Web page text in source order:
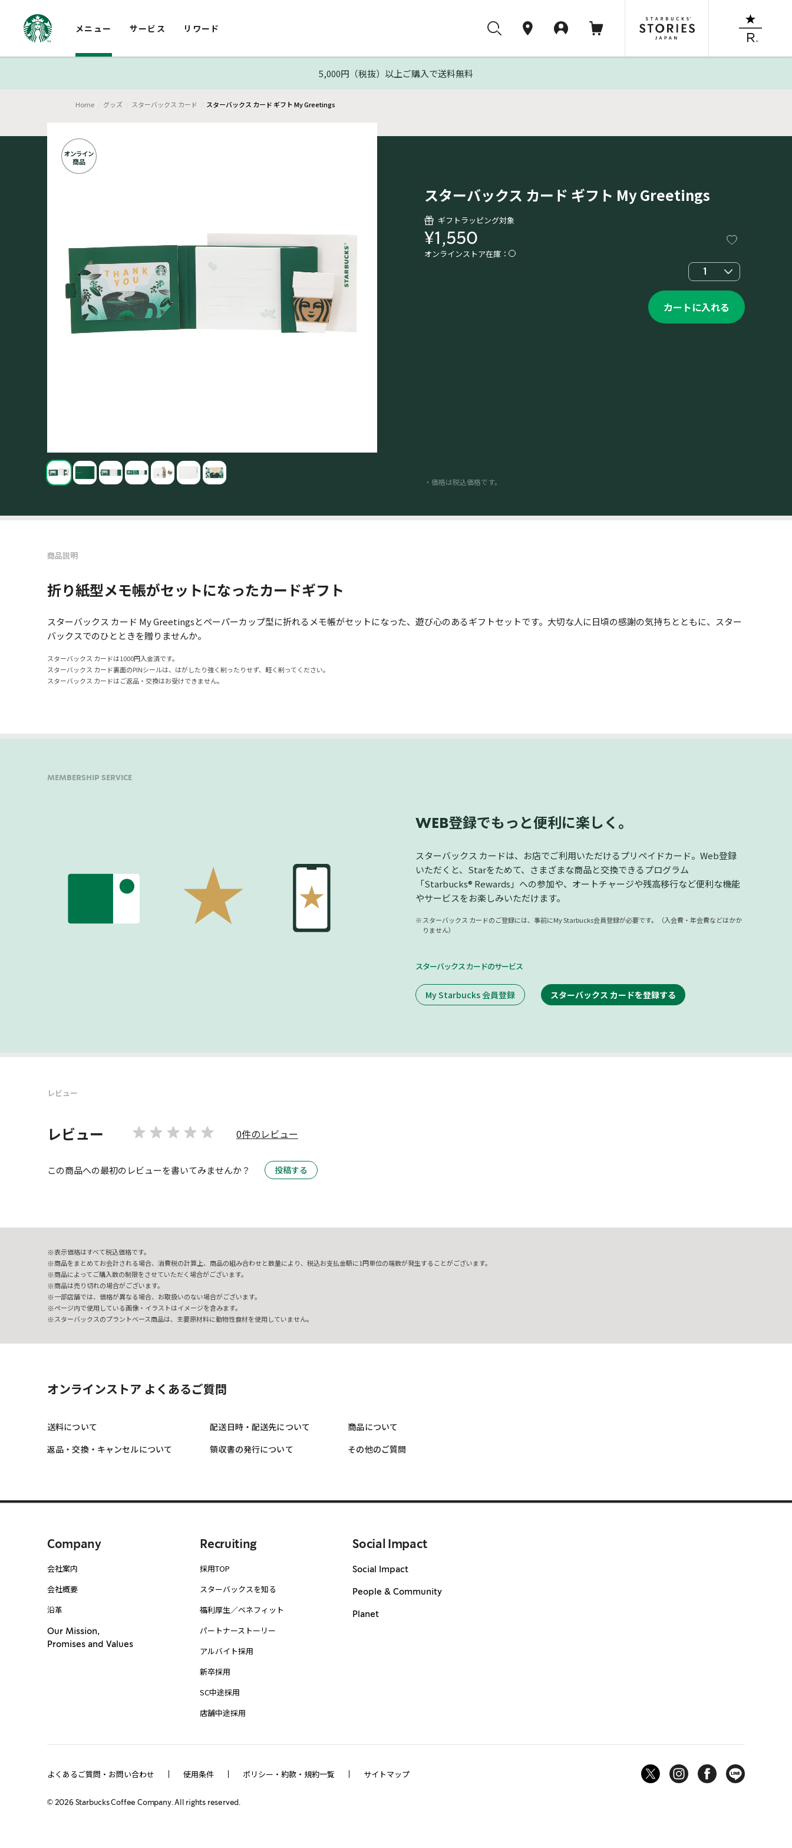
メニュー サービス リワード
5,000円（税抜）以上ご購入で送料無料
Home グッズ スターバックス カード スターバックス カード ギフト My Greetings
オンライン
商品
スターバックス カード ギフト My Greetings
ギフトラッピング対象
¥1,550
オンラインストア在庫：
1
カートに入れる
・価格は税込価格です。
商品説明
折り紙型メモ帳がセットになったカードギフト
スターバックス カード My Greetingsとペーパーカップ型に折れるメモ帳がセットになった、遊び心のあるギフトセットです。大切な人に日頃の感謝の気持ちとともに、スター
バックスでのひとときを贈りませんか。
スターバックス カードは1000円入金済です。
スターバックス カード裏面のPINシールは、はがしたり強く削ったりせず、軽く削ってください。
スターバックス カードはご返品・交換はお受けできません。
MEMBERSHIP SERVICE
WEB登録でもっと便利に楽しく。
スターバックス カードは、お店でご利用いただけるプリペイドカード。Web登録
いただくと、Starをためて、さまざまな商品と交換できるプログラム
「Starbucks® Rewards」への参加や、オートチャージや残高移行など便利な機能
やサービスをお楽しみいただけます。
スターバックス カードのご登録には、事前にMy Starbucks会員登録が必要です。（入会費・年会費などはかか
りません）
スターバックス カードのサービス
My Starbucks 会員登録 スターバックス カードを登録する
レビュー
レビュー 0件のレビュー
この商品への最初のレビューを書いてみませんか？ 投稿する
表示価格はすべて税込価格です。
商品をまとめてお会計される場合、消費税の計算上、商品の組み合わせと数量により、税込お支払金額に1円単位の端数が発生することがございます。
商品によってご購入数の制限をさせていただく場合がございます。
商品は売り切れの場合がございます。
一部店舗では、価格が異なる場合、お取扱いのない場合がございます。
ページ内で使用している画像・イラストはイメージを含みます。
スターバックスのプラントベース商品は、主要原材料に動物性食材を使用していません。
オンラインストア よくあるご質問
送料について
返品・交換・キャンセルについて
配送日時・配送先について
領収書の発行について
商品について
その他のご質問
Company
会社案内
会社概要
沿革
Our Mission,
Promises and Values
Recruiting
採用TOP
スターバックスを知る
福利厚生／ベネフィット
パートナーストーリー
アルバイト採用
新卒採用
SC中途採用
店舗中途採用
Social Impact
Social Impact
People & Community
Planet
よくあるご質問・お問い合わせ 使用条件 ポリシー・約款・規約一覧 サイトマップ
©2026Starbucks Coffee Company. All rights reserved.